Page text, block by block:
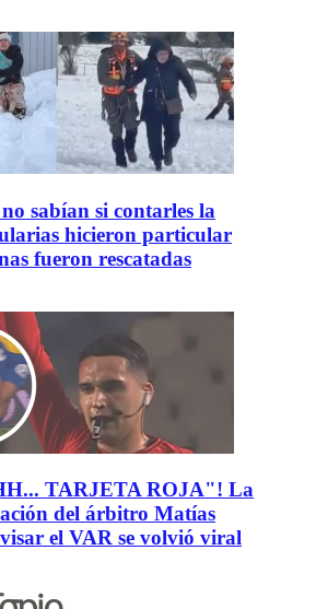
sabían si contarles la
hicieron particular
fueron rescatadas
TARJETA ROJA"! La
del árbitro Matías
el VAR se volvió viral